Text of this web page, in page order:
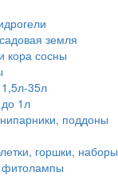
земля
кора сосны
35л
1л
поддоны
горшки, наборы
фитолампы